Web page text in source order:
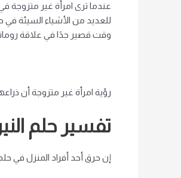
عندما ترى امرأة غير متزوجة
للعديد من الأشياء السيئة في
وقت قصير جدًا في علاقة
رؤية امرأة غير متزوجة أن
تفسير حلم
إن حرق أحد أفراد المنزل في